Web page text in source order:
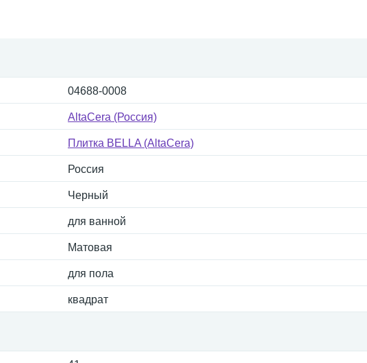
04688-0008
AltaCera (Россия)
Плитка BELLA (AltaCera)
Россия
Черный
для ванной
Матовая
для пола
квадрат